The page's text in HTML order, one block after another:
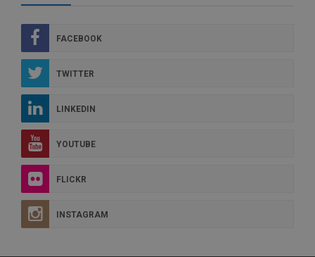
FACEBOOK
TWITTER
LINKEDIN
YOUTUBE
FLICKR
INSTAGRAM